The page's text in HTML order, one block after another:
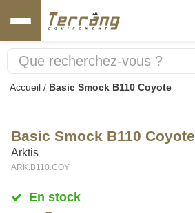
Accueil / Basic Smock B110 Coyote
Basic Smock B110 Coyote
Arktis
ARK.B110.COY
En stock